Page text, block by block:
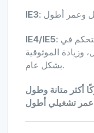
IE3
IE4/IE5: خسائر النحاس والحديد منخفضة جدًا، التحكم في
الموثوقية
بشكل عام.
أكثر متانة وطول
عمر تشغيلي أطول